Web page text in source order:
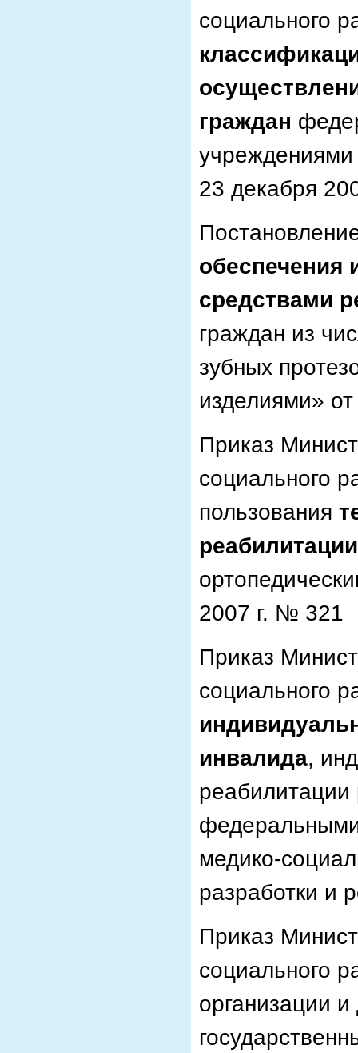
социального
граждан
учреждениями
23 декабря
обеспечения
средствами
граждан из
зубных
изделиями»
Приказ
социального
пользования
реабилитации
2007 г. № 321
Приказ
социального
инвалида,
медико-
разработки и
Приказ
социального
организации